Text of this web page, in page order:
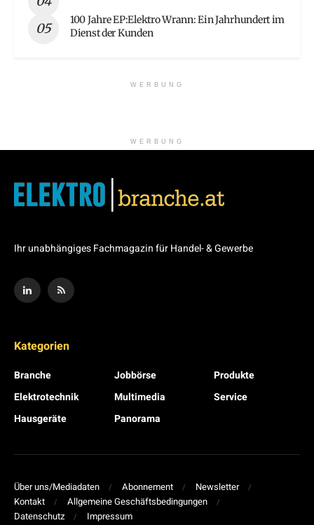
100 Jahre EP:Elektro Wrann: Ein Jahrhundert im
Dienst der Kunden
WERBUNG
WERBUNG
Ihr unabhängiges Fachmagazin für Handel- & Gewerbe
Kategorien
Branche
Elektrotechnik
Hausgeräte
Jobbörse
Multimedia
Panorama
Produkte
Service
Über uns/Mediadaten Abonnement
Newsletter
Kontakt
Allgemeine Geschäftsbedingungen
Datenschutz
Impressum